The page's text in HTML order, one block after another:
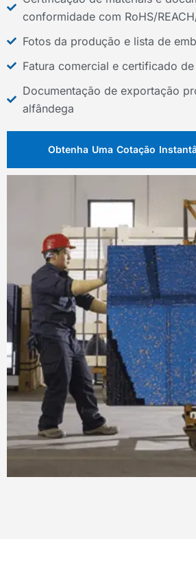
conformidade com RoHS/
Fotos da produção e lista de
Fatura comercial e certificado
Documentação de exportação
alfândega
Obtenha Uma Cotação